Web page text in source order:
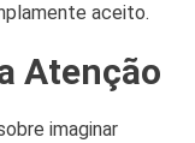
aceito.
Atenção
imaginar